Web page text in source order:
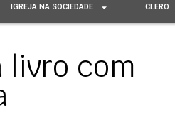
IGREJA NA SOCIEDADE CLERO
livro com